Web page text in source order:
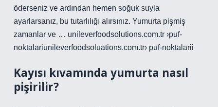
öderseniz ve ardından hemen soğuk suyla
ayarlarsanız, bu tutarlılığı alırsınız. Yumurta pişmiş
zamanlar ve … unileverfoodsolutions.com.tr ›puf-
noktalariunileverfoodsoluations.com.tr› puf-noktalarii
Kayısı kıvamında yumurta nasıl
pişirilir?